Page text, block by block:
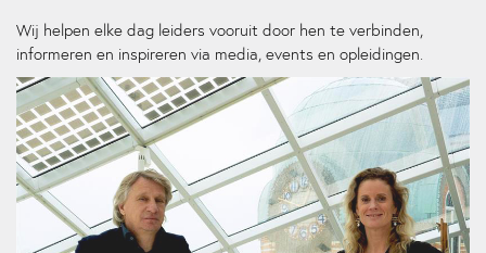
Wij helpen elke dag leiders vooruit door hen te verbinden,
informeren en inspireren via media, events en opleidingen.